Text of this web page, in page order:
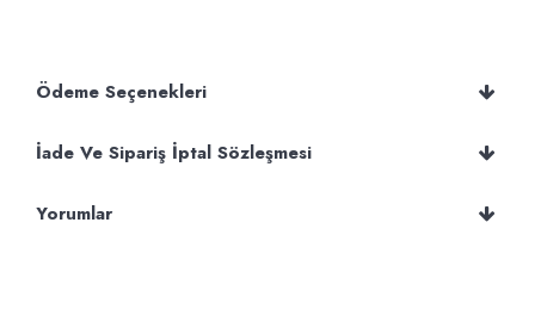
Ödeme Seçenekleri
İade Ve Sipariş İptal Sözleşmesi
Yorumlar